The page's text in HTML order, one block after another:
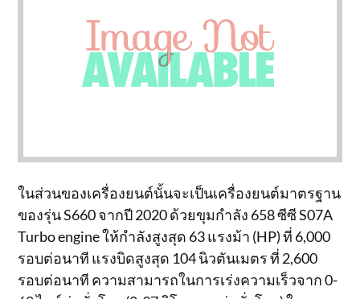
ในส่วนของเครื่องยนต์นั้นจะเป็นเครื่องยนต์มาตรฐาน
ของรุ่น S660 จากปี 2020 ด้วยขุมกำลัง 658 ซีซี S07A
Turbo engine ให้กำลังสูงสุด 63 แรงม้า (HP) ที่ 6,000
รอบต่อนาที แรงบิดสูงสุด 104 นิวตันเมตร ที่ 2,600
รอบต่อนาที ความสามารถในการเร่งความเร็วจาก 0-